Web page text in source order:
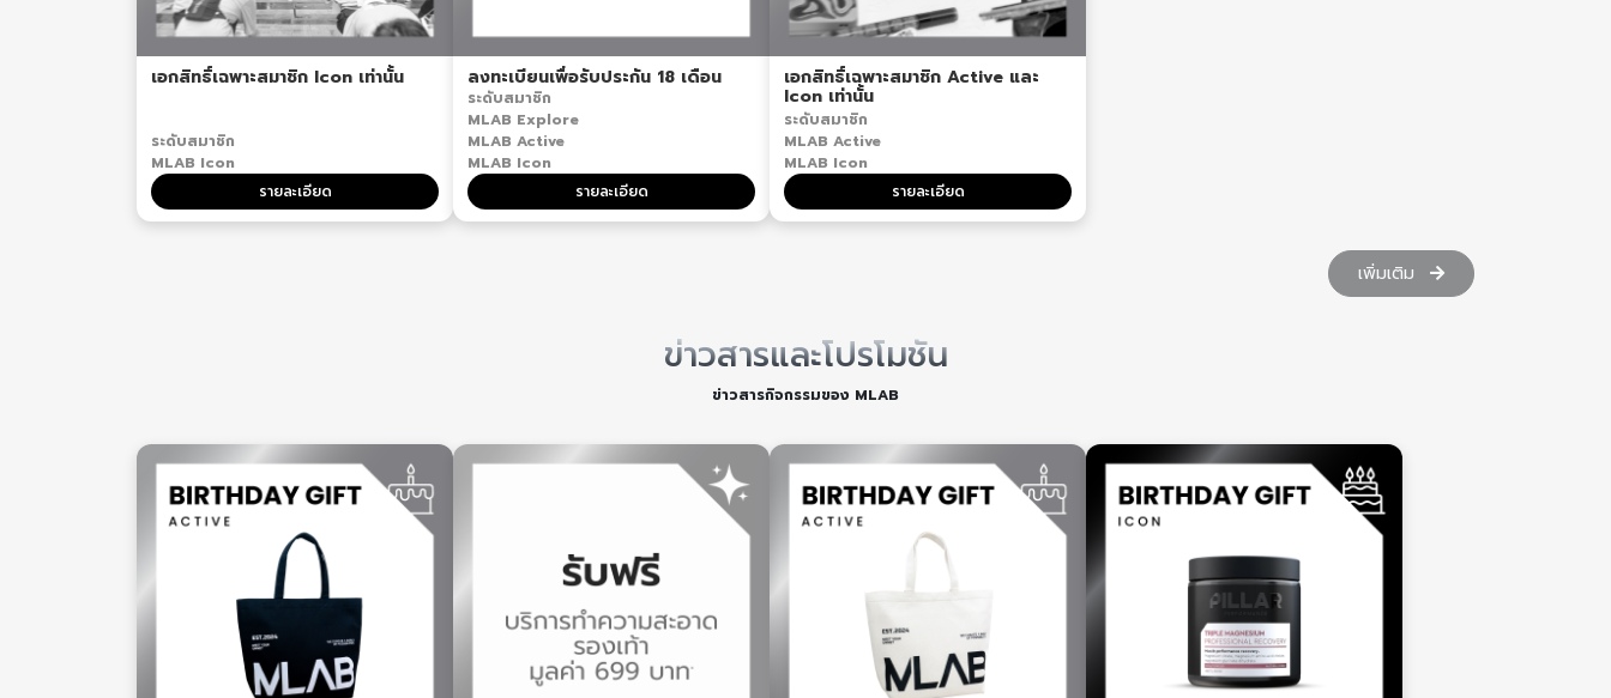
เอกสิทธิ์เฉพาะสมาชิก Icon เท่านั้น
ระดับสมาชิก
MLAB Icon
รายละเอียด
ลงทะเบียนเพื่อรับประกัน 18 เดือน
ระดับสมาชิก
MLAB Explore
MLAB Active
MLAB Icon
รายละเอียด
เอกสิทธิ์เฉพาะสมาชิก Active และ
Icon เท่านั้น
ระดับสมาชิก
MLAB Active
MLAB Icon
รายละเอียด
เพิ่มเติม
ข่าวสารและโปรโมชัน
ข่าวสารกิจกรรมของ MLAB